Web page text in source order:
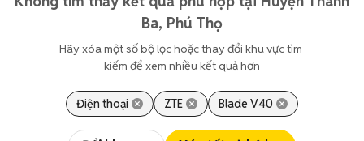
Ba, Phú Thọ
Hãy xóa một số bộ lọc hoặc thay đổi khu vực tìm
kiếm để xem nhiều kết quả hơn
Điện thoại ZTE Blade V40